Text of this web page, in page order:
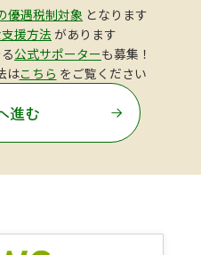
優遇税制対象 となります
援方法 があります
公式サポーターも募集！
はこちら をご覧ください
進む